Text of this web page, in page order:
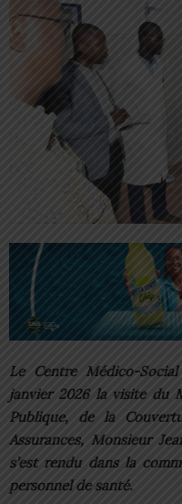
Le Centre Médico-
janvier 2026 la visite du
Publique, de la
Assurances, Monsieur
s’est rendu dans la
personnel de santé.